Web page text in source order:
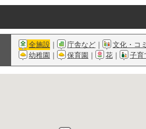
全施設 ｜ 庁舎など ｜ 文化・コ
幼稚園 ｜ 保育園 ｜ 花 ｜ 子育